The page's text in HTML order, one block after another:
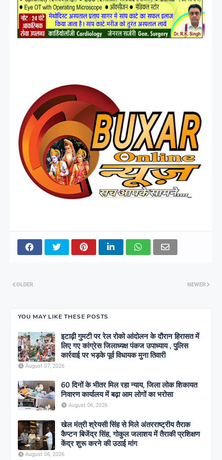
NEWER
OLDER
YOU MAY LIKE THESE POSTS
इटाढ़ी गुमटी पर रेल रोको आंदोलन के दौरान हिरासत में
लिए गए कांग्रेस जिलाध्यक्ष पंकज उपाध्याय , पुलिस
कार्रवाई पर भड़के पूर्व विधायक मुना तिवारी
August 07, 2026
60 दिनों के भीतर मिल रहा न्याय, जिला लोक शिकायत
निवारण कार्यालय में बढ़ा आम लोगों का भरोसा
August 06, 2026
खेल मंत्री श्रेयसी सिंह से मिले अंतरराष्ट्रीय तैराक
कैप्टन बिजेंद्र सिंह, गोकुल जलाशय में तैराकी प्रशिक्षण
केंद्र शुरू करने की उठाई मांग
August 06, 2026